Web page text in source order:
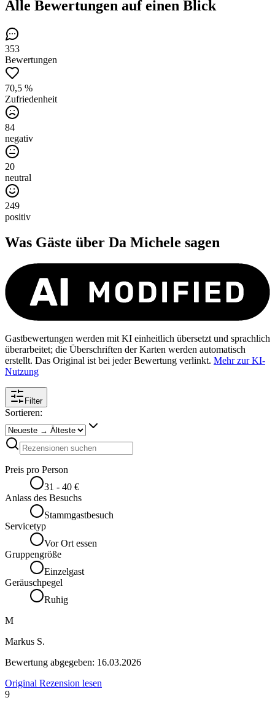
Alle Bewertungen auf einen Blick
353
Bewertungen
70,5 %
Zufriedenheit
84
negativ
20
neutral
249
positiv
Was Gäste über Da Michele sagen
Gastbewertungen werden mit KI einheitlich übersetzt und sprachlich
überarbeitet; die Überschriften der Karten werden automatisch
erstellt. Das Original ist bei jeder Bewertung verlinkt. Mehr zur KI-
Nutzung
Filter
Sortieren:
Preis pro Person
31 - 40 €
Anlass des Besuchs
Stammgastbesuch
Servicetyp
Vor Ort essen
Gruppengröße
Einzelgast
Geräuschpegel
Ruhig
M
Markus S.
Bewertung abgegeben: 16.03.2026
Original Rezension lesen
9